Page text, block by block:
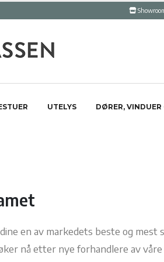
UTELYS DØRER, VINDUER
en av markedets beste og mest
nå etter nye forhandlere av